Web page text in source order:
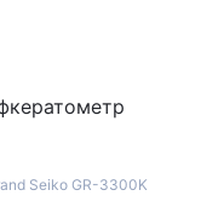
Seiko GR-3300K